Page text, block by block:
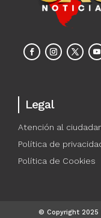
Legal
Atención al
Política de
Política de Cookies
© Copyright 2025